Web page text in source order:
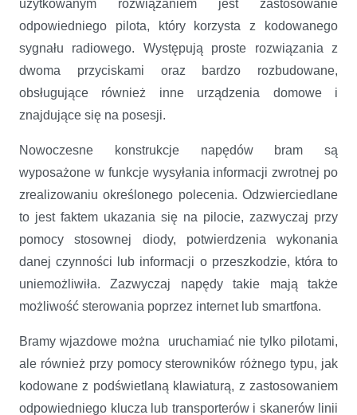
użytkowanym rozwiązaniem jest zastosowanie
odpowiedniego pilota, który korzysta z kodowanego
sygnału radiowego. Występują proste rozwiązania z
dwoma przyciskami oraz bardzo rozbudowane,
obsługujące również inne urządzenia domowe i
znajdujące się na posesji.
Nowoczesne konstrukcje napędów bram są
wyposażone w funkcje wysyłania informacji zwrotnej po
zrealizowaniu określonego polecenia. Odzwierciedlane
to jest faktem ukazania się na pilocie, zazwyczaj przy
pomocy stosownej diody, potwierdzenia wykonania
danej czynności lub informacji o przeszkodzie, która to
uniemożliwiła. Zazwyczaj napędy takie mają także
możliwość sterowania poprzez internet lub smartfona.
Bramy wjazdowe można uruchamiać nie tylko pilotami,
ale również przy pomocy sterowników różnego typu, jak
kodowane z podświetlaną klawiaturą, z zastosowaniem
odpowiedniego klucza lub transporterów i skanerów linii